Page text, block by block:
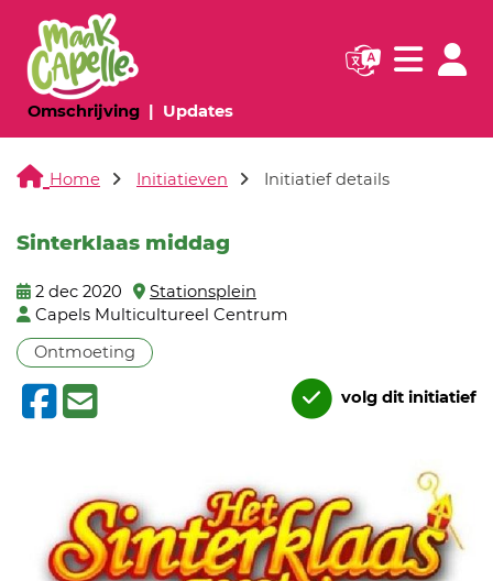
Omschrijving(huidige pagina)
Updates(huidige pagina)
Navigatie
Home Initiatieven Initiatief details
Sinterklaas middag
2 dec 2020
Stationsplein
Capels Multicultureel Centrum
Ontmoeting
volg dit initiatief